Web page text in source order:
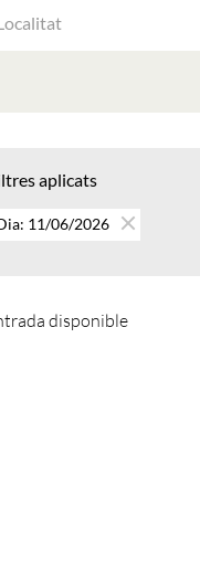
aplicats
11/06/2026
disponible